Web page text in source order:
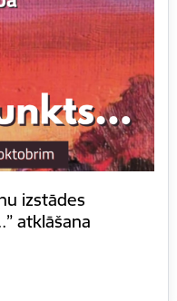
izstādes
atklāšana